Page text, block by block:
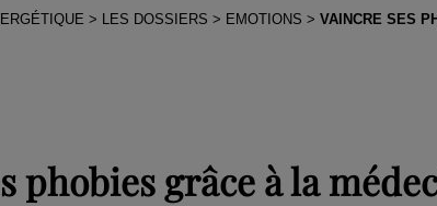
LES DOSSIERS EMOTIONS VAINCRE SES
phobies grâce à la